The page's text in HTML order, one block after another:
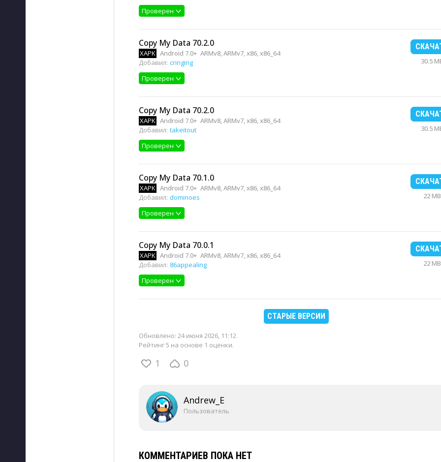
Проверен
Copy My Data 70.2.0
XAPK Android 7.0+ ARMv8, ARMv7, x86, x86_64
Добавил: cringing
Проверен
30.5
Copy My Data 70.2.0
XAPK Android 7.0+ ARMv8, ARMv7, x86, x86_64
Добавил: takeitout
Проверен
30.5
Copy My Data 70.1.0
XAPK Android 7.0+ ARMv8, ARMv7, x86, x86_64
Добавил: dominoes
Проверен
22 MB
Copy My Data 70.0.1
XAPK Android 7.0+ ARMv8, ARMv7, x86, x86_64
Добавил: 86appealing
Проверен
22 MB
СТАРЫЕ ВЕРСИИ
Обновлено: 24 июня 2026, 11:12.
Рейтинг 5 на основе 1 оценки.
1 0
Andrew_E
Пользователь
КОММЕНТАРИЕВ ПОКА НЕТ